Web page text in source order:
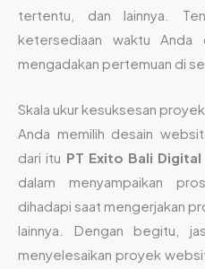
tertentu, dan lainnya.
ketersediaan waktu Anda
mengadakan pertemuan di
Skala ukur kesuksesan
Anda memilih desain
dari itu PT Exito Bali Digital
dalam menyampaikan
dihadapi saat mengerjakan
lainnya. Dengan begitu,
menyelesaikan proyek